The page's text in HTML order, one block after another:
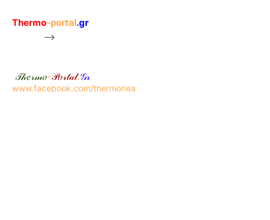
Thermo-portal.gr
-->
𝒯𝒽𝑒𝓇𝓂𝑜-𝒫𝑜𝓇𝓉𝒶𝓁.𝒢𝓇
www.facebook.com/thermonea